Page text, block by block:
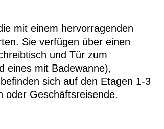
mit einem hervorragenden
Sie verfügen über einen
und Tür zum
eines mit Badewanne),
sich auf den Etagen 1-3
oder Geschäftsreisende.